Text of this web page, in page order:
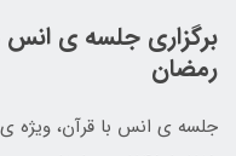
برگزاری جلسه ی انس
رمضان
جلسه ی انس با قرآن، ویژه